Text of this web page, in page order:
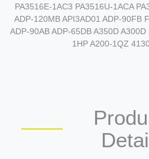
PA3516E-1AC3 PA3516U-1ACA
ADP-120MB API3AD01 ADP-90FB
ADP-90AB ADP-65DB A350D
1HP A200-1QZ